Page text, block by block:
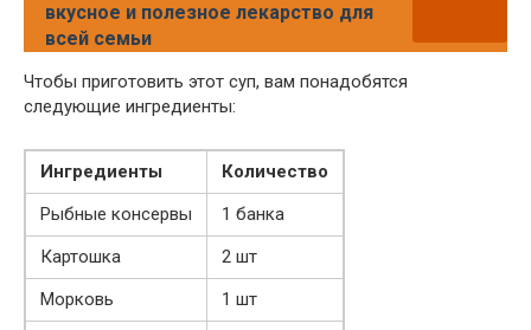
вкусное и полезное лекарство для
всей семьи
Чтобы приготовить этот суп, вам понадобятся
следующие ингредиенты:
Ингредиенты
Количество
Рыбные консервы
1 банка
Картошка
2 шт
Морковь
1 шт